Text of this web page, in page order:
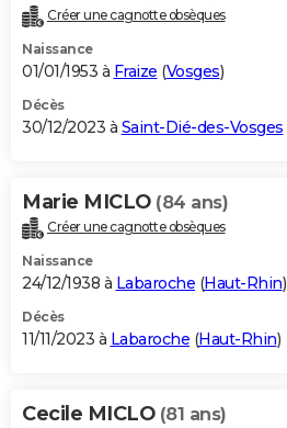
Créer une cagnotte obsèques
Naissance
01/01/1953 à Fraize (Vosges)
Décès
30/12/2023 à Saint-Dié-des-Vosges
Marie MICLO (84 ans)
Créer une cagnotte obsèques
Naissance
24/12/1938 à Labaroche (Haut-Rhin)
Décès
11/11/2023 à Labaroche (Haut-Rhin)
Cecile MICLO (81 ans)